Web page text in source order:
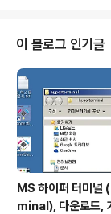
접속하기 위..
이 블로그 인기글
MS 하이퍼 터미
minal), 다운로드,